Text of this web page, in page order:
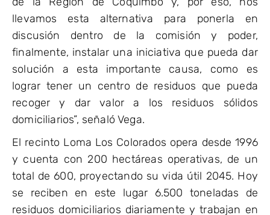
llevamos esta alternativa para ponerla en
discusión dentro de la comisión y poder,
finalmente, instalar una iniciativa que pueda dar
solución a esta importante causa, como es
lograr tener un centro de residuos que pueda
recoger y dar valor a los residuos sólidos
domiciliarios”, señaló Vega.
El recinto Loma Los Colorados opera desde 1996
y cuenta con 200 hectáreas operativas, de un
total de 600, proyectando su vida útil 2045. Hoy
se reciben en este lugar 6.500 toneladas de
residuos domiciliarios diariamente y trabajan en